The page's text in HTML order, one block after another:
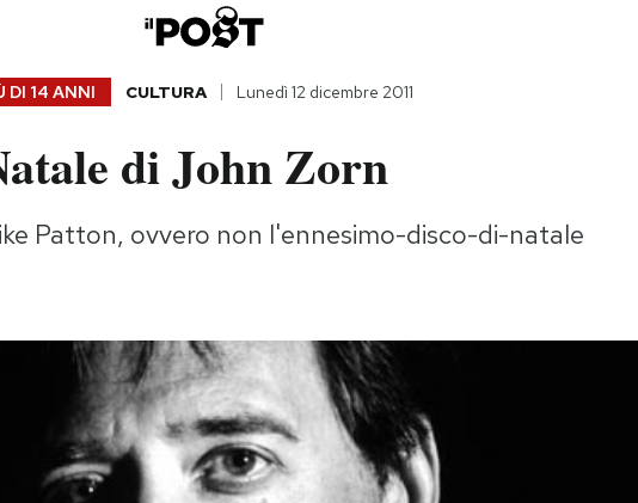
DI 14 ANNI CULTURA Lunedì 12 dicembre 2011
di John Zorn
Patton, ovvero non l'ennesimo-disco-di-natale